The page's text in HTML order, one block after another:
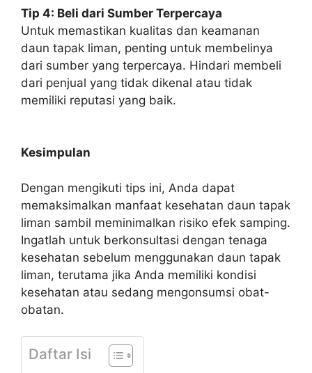
Tip 4: Beli dari Sumber Terpercaya
Untuk memastikan kualitas dan keamanan
daun tapak liman, penting untuk membelinya
dari sumber yang terpercaya. Hindari membeli
dari penjual yang tidak dikenal atau tidak
memiliki reputasi yang baik.
Kesimpulan
Dengan mengikuti tips ini, Anda dapat
memaksimalkan manfaat kesehatan daun tapak
liman sambil meminimalkan risiko efek samping.
Ingatlah untuk berkonsultasi dengan tenaga
kesehatan sebelum menggunakan daun tapak
liman, terutama jika Anda memiliki kondisi
kesehatan atau sedang mengonsumsi obat-
obatan.
Daftar Isi